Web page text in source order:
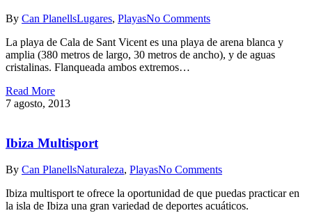
By Can PlanellsLugares, PlayasNo Comments
La playa de Cala de Sant Vicent es una playa de arena blanca y
amplia (380 metros de largo, 30 metros de ancho), y de aguas
cristalinas. Flanqueada ambos extremos…
Read More
7 agosto, 2013
Ibiza Multisport
By Can PlanellsNaturaleza, PlayasNo Comments
Ibiza multisport te ofrece la oportunidad de que puedas practicar en
la isla de Ibiza una gran variedad de deportes acuáticos.